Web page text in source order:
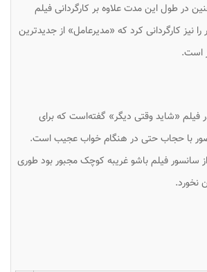
در طول این مدت علاوه بر کارگردانی فیلم
نیز کارگردانی کرد که «مدیرعامل» از جدیدترین
است.
فیلم «شاید وقتی دیگر» گفته‌است که برای
با حجاب حتی در هنگام خواب عجیب است.
سانسور فیلم باشو غریبه کوچک مجبور بود طوری
نخورد.